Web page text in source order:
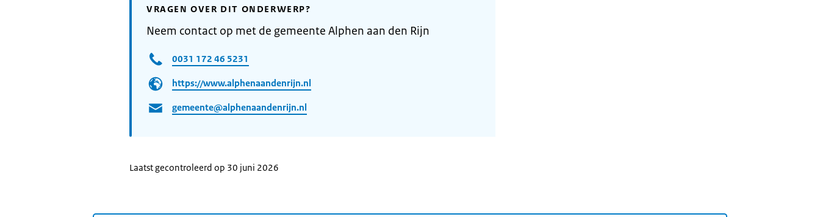
VRAGEN OVER DIT ONDERWERP?
Neem contact op met de gemeente Alphen aan den Rijn
0031 172 46 5231
https://www.alphenaandenrijn.nl
gemeente@alphenaandenrijn.nl
Laatst gecontroleerd op 30 juni 2026